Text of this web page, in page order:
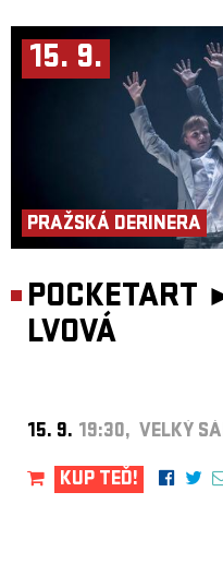
15. 9.
PRAŽSKÁ DERINERA
POCKETART
LVOVÁ
15. 9. 19:30, VELKÝ
KUP TEĎ!